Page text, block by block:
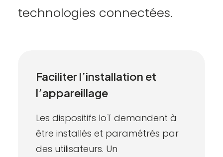
technologies connectées.
Faciliter l’installation et
l’appareillage
Les dispositifs IoT demandent à
être installés et paramétrés par
des utilisateurs. Un